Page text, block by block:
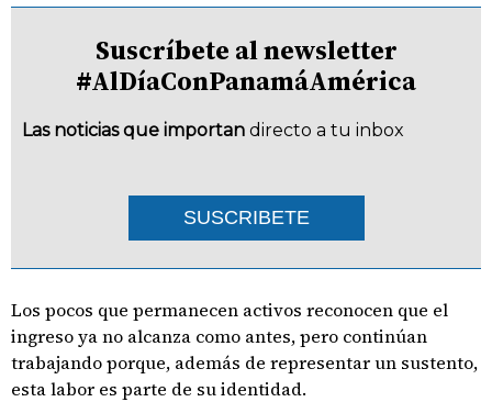
Suscríbete al newsletter
#AlDíaConPanamáAmérica
Las noticias que importan directo a tu inbox
SUSCRIBETE
Los pocos que permanecen activos reconocen que el
ingreso ya no alcanza como antes, pero continúan
trabajando porque, además de representar un sustento,
esta labor es parte de su identidad.